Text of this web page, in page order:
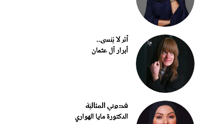
أثر لا يُنسى..
أبرار آل عثمان
قدوتي المثاليّة
الدكتورة مايا الهواري